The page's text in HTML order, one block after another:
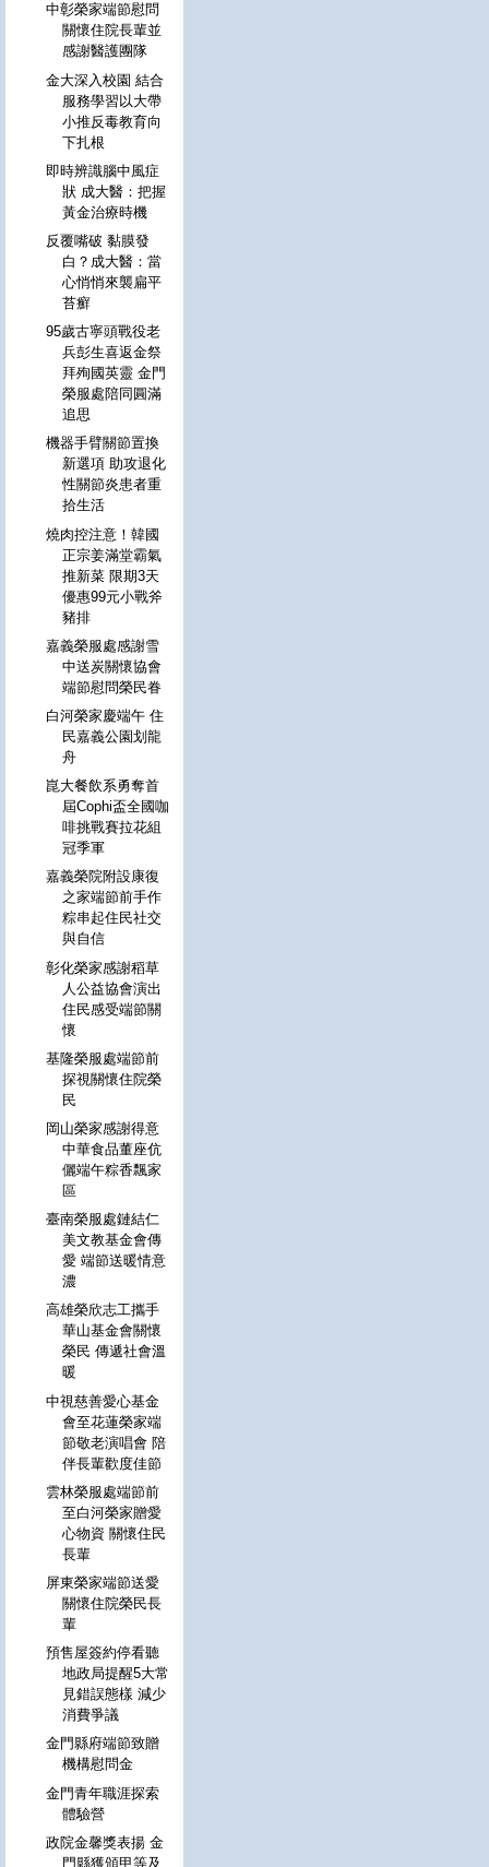
中彰榮家端節慰問
關懷住院長輩並
感謝醫護團隊
金大深入校園 結合
服務學習以大帶
小推反毒教育向
下扎根
即時辨識腦中風症
狀 成大醫：把握
黃金治療時機
反覆嘴破 黏膜發
白？成大醫：當
心悄悄來襲扁平
苔癬
95歲古寧頭戰役老
兵彭生喜返金祭
拜殉國英靈 金門
榮服處陪同圓滿
追思
機器手臂關節置換
新選項 助攻退化
性關節炎患者重
拾生活
燒肉控注意！韓國
正宗姜滿堂霸氣
推新菜 限期3天
優惠99元小戰斧
豬排
嘉義榮服處感謝雪
中送炭關懷協會
端節慰問榮民眷
白河榮家慶端午 住
民嘉義公園划龍
舟
崑大餐飲系勇奪首
屆Cophi盃全國咖
啡挑戰賽拉花組
冠季軍
嘉義榮院附設康復
之家端節前手作
粽串起住民社交
與自信
彰化榮家感謝稻草
人公益協會演出
住民感受端節關
懷
基隆榮服處端節前
探視關懷住院榮
民
岡山榮家感謝得意
中華食品董座伉
儷端午粽香飄家
區
臺南榮服處鏈結仁
美文教基金會傳
愛 端節送暖情意
濃
高雄榮欣志工攜手
華山基金會關懷
榮民 傳遞社會溫
暖
中視慈善愛心基金
會至花蓮榮家端
節敬老演唱會 陪
伴長輩歡度佳節
雲林榮服處端節前
至白河榮家贈愛
心物資 關懷住民
長輩
屏東榮家端節送愛
關懷住院榮民長
輩
預售屋簽約停看聽
地政局提醒5大常
見錯誤態樣 減少
消費爭議
金門縣府端節致贈
機構慰問金
金門青年職涯探索
體驗營
政院金馨獎表揚 金
門縣獲頒甲等及